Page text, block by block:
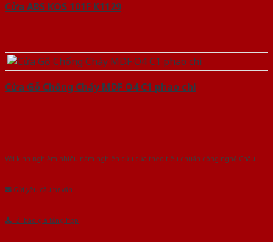
Cửa ABS KOS 101F K1129
Cửa Gỗ Chống Cháy MDF O4 C1 phao chi
Với kinh nghiệm nhiêu năm nghiên cứu cửa theo tiêu chuẩn công nghệ Châu
Gửi yêu cầu tư vấn
Tải báo giá tổng hợp